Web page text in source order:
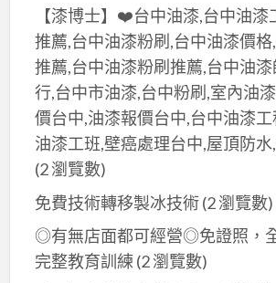
【漆博士】❤️台中油漆,台中油漆
推薦,台中油漆粉刷,台中油漆價
推薦,台中油漆粉刷推薦,台中油
行,台中市油漆,台中粉刷,室內油
價台中,油漆報價台中,台中油漆
油漆工班,壁癌處理台中,屋頂防
(2 瀏覽數)
免費技術轉移製冰技術(2 瀏覽數)
◎有無店面都可經營◎免證照，
完整教育訓練 (2 瀏覽數)